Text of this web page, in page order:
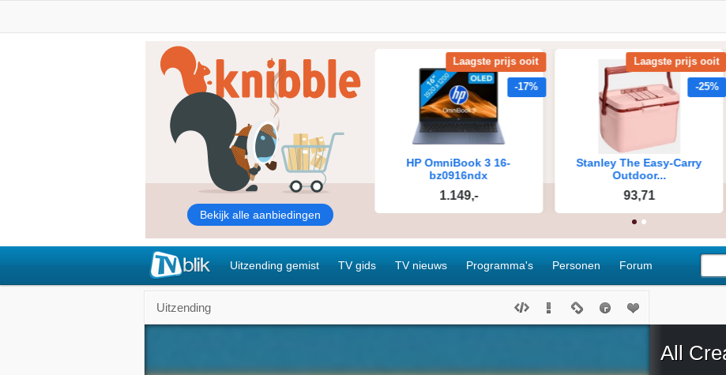
Uitzending gemist TV gids TV nieuws Programma's Personen Forum
Uitzending